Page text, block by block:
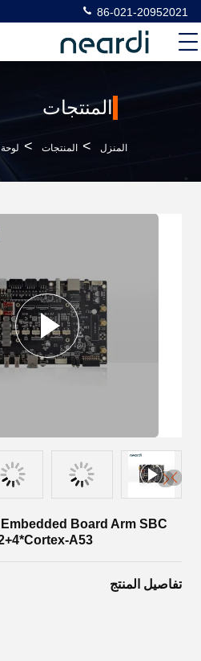
86-021-20952021
المنتجات
المنزل > المنتجات >
A53
تفاصيل المنتج